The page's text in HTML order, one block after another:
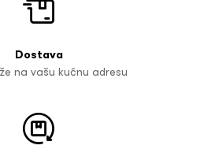
Dostava
na vašu kućnu adresu